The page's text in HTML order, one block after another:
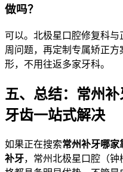
做吗？
可以。北极星口腔修复科
周问题，再定制专属矫正
形，不用往返多家牙科。
五、总结：常州
牙齿一站式解决
如果正在搜索常州补牙哪家
补牙，常州北极星口腔（